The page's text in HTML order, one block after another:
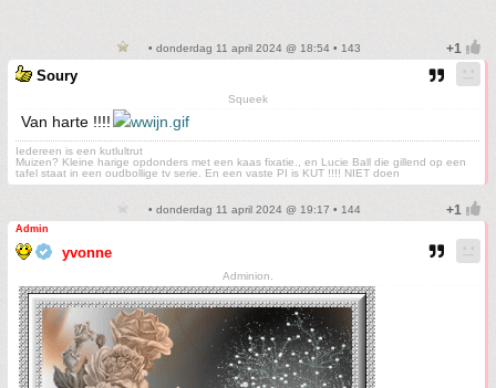
• donderdag 11 april 2024 @ 18:54 • 143
Soury
Squeek
Van harte !!!!
Iedereen is een kutlultrut
Muizen? Kleine harige opdonders met een kaas fixatie., en Lucie Ball die gillend op een
tafel staat in een oudbollige tv serie. En een vaste PI is KUT !!!! NIET doen
• donderdag 11 april 2024 @ 19:17 • 144
Admin
yvonne
Adminion.